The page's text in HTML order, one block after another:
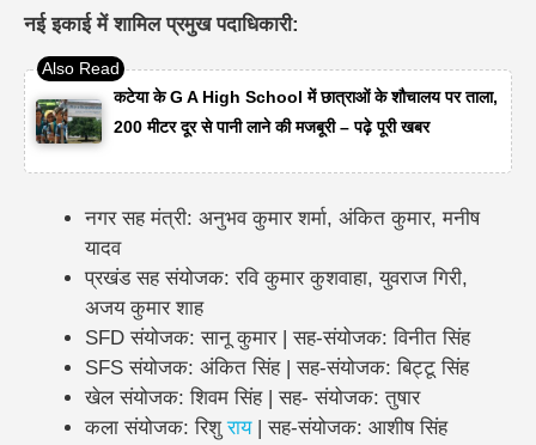
नई इकाई में शामिल प्रमुख पदाधिकारी:
कटेया के G A High School में छात्राओं के शौचालय पर ताला,
200 मीटर दूर से पानी लाने की मजबूरी – पढ़े पूरी खबर
नगर सह मंत्री: अनुभव कुमार शर्मा, अंकित कुमार, मनीष
यादव
प्रखंड सह संयोजक: रवि कुमार कुशवाहा, युवराज गिरी,
अजय कुमार शाह
SFD संयोजक: सानू कुमार | सह-संयोजक: विनीत सिंह
SFS संयोजक: अंकित सिंह | सह-संयोजक: बिट्टू सिंह
खेल संयोजक: शिवम सिंह | सह- संयोजक: तुषार
कला संयोजक: रिशुराय| सह-संयोजक: आशीष सिंह